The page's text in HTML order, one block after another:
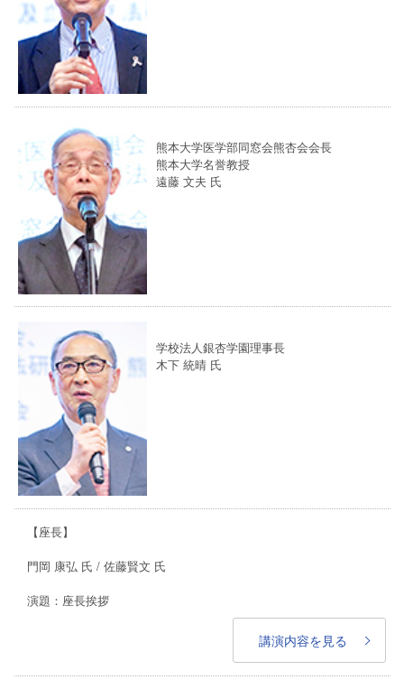
熊本大学医学部同窓会熊杏会会長
熊本大学名誉教授
遠藤 文夫 氏
学校法人銀杏学園理事長
木下 統晴氏
【座長】
門岡 康弘 氏 / 佐藤賢文 氏
演題：座長挨拶
講演内容を見る